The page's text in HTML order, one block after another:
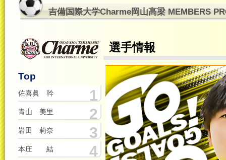
吉備国際大学Charme岡山高梁 MEMBERS
選手情報
Top
佐喜眞 幹 1
青山 美里 2
岩田 莉奈 3
本庄 結 4